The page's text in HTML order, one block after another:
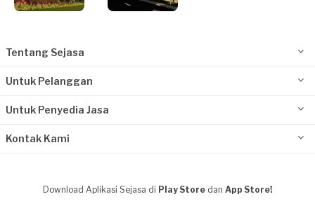
Tentang Sejasa
Untuk Pelanggan
Untuk Penyedia Jasa
Kontak Kami
Download Aplikasi Sejasa di Play Store dan App Store!